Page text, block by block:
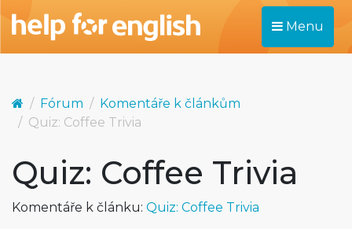
Menu
Fórum
Komentáře k článkům
Quiz: Coffee Trivia
Quiz: Coffee Trivia
Komentáře k článku: Quiz: Coffee Trivia